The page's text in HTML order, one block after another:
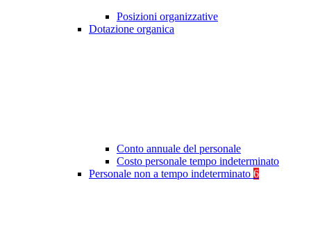
Posizioni organizzative
Dotazione organica
Conto annuale del personale
Costo personale tempo indeterminato
Personale non a tempo indeterminato 6